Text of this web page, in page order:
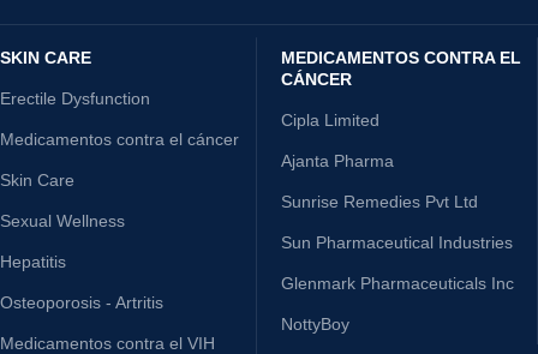
SKIN CARE
Erectile Dysfunction
Medicamentos contra el cáncer
Skin Care
Sexual Wellness
Hepatitis
Osteoporosis - Artritis
Medicamentos contra el VIH
MEDICAMENTOS CONTRA EL
CÁNCER
Cipla Limited
Ajanta Pharma
Sunrise Remedies Pvt Ltd
Sun Pharmaceutical Industries
Glenmark Pharmaceuticals Inc
NottyBoy